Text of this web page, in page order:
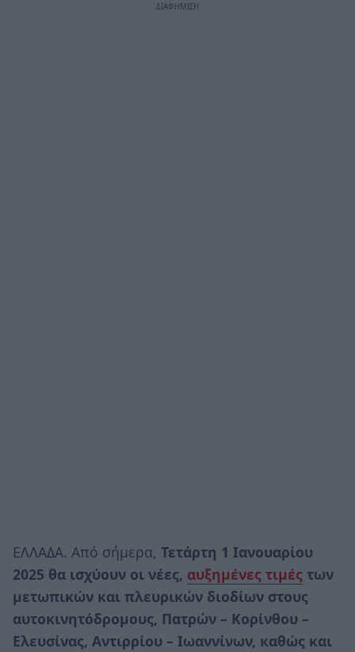
ΕΛΛΑΔΑ. Από σήμερα, Τετάρτη 1 Ιανουαρίου
2025 θα ισχύουν οι νέες, αυξημένες τιμές των
μετωπικών και πλευρικών διοδίων στους
αυτοκινητόδρομους, Πατρών – Κορίνθου –
Ελευσίνας, Αντιρρίου – Ιωαννίνων, καθώς και